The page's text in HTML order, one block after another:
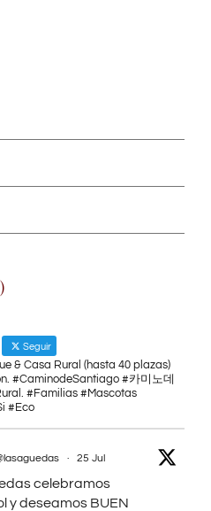
Seguir
& Casa Rural (hasta 40 plazas)
#CaminodeSantiago #카미노데
#Familias #Mascotas
#Eco
· 25 Jul
celebramos
y deseamos BUEN